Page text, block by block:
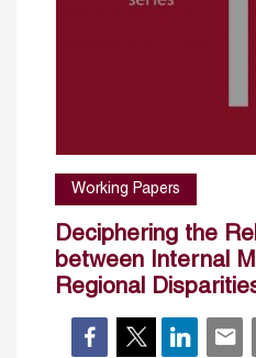
Working Papers
Deciphering the
between Internal
Regional